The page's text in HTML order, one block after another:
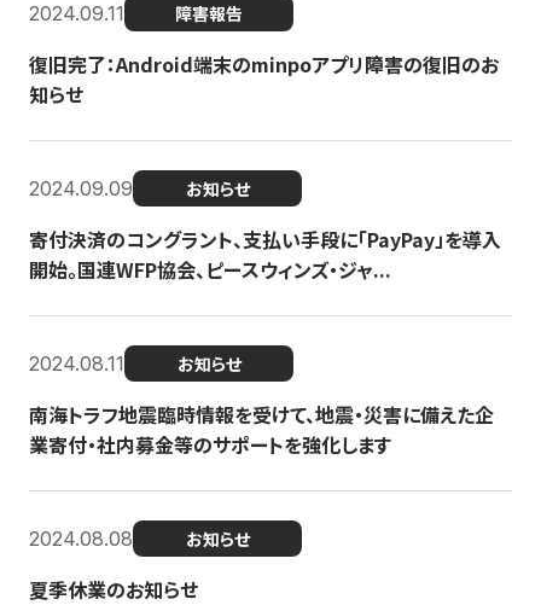
2024.09.11 障害報告
復旧完了：Android端末のminpoアプリ障害の復旧のお
知らせ
2024.09.09 お知らせ
寄付決済のコングラント、支払い手段に「PayPay」を導入
開始。国連WFP協会、ピースウィンズ・ジャ...
2024.08.11 お知らせ
南海トラフ地震臨時情報を受けて、地震・災害に備えた企
業寄付・社内募金等のサポートを強化します
2024.08.08 お知らせ
夏季休業のお知らせ